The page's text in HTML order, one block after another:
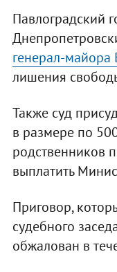
Павлоградский
генерал-майора
лишения
Также суд
в размере по
родственников
выплатить
Приговор,
судебного
обжалован в